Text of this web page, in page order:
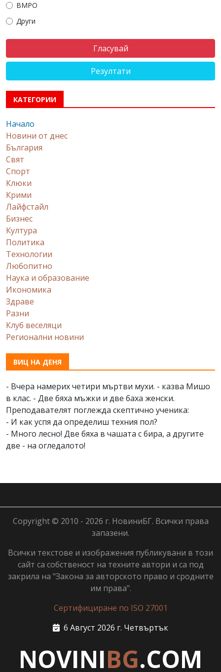
ВМРО
Други
Резултати
КАТЕГОРИИ
Начало
Новини от днес
България
Свят
Спорт
Клюки
Крими
Лайфстайл
Бизнес
Култура
Политика
Технологии
Любопитно
Наука и образование
Икономика
Здраве
Разни
Клуб веселяци
Регионални новини
ВИЦ НА ДЕНЯ
- Вчера намерих четири мъртви мухи. - казва Мишо
в клас. - Две бяха мъжки и две баха женски.
Преподавателят поглежда скептично ученика:
- И как успя да определиш техния пол?
- Много лесно! Две бяха в чашата с бира, а другите
две - на огледалото!
Copyright © 2010 - 2026 г. НовиниБГ. Всички права
запазени.
Всички текстове и изображения публикувани в този
сайт са собственост на техните автори и са под
закрила на "Закона за авторското право и сродните
им права".
Сертифициране по ISO 27001
6 Август 2026 г. Четвъртък
NOVINIBG.COM